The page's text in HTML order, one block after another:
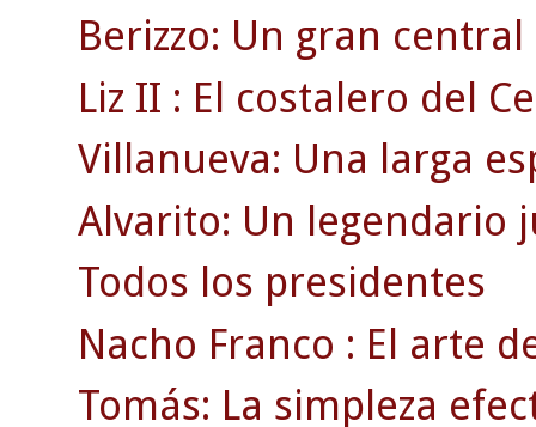
Berizzo: Un gran
Liz II : El costalero del
Villanueva: Una larga
Alvarito: Un legendario
Todos los presidentes
Nacho Franco : El arte
Tomás: La simpleza